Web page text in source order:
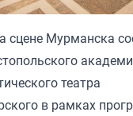
сцене Мурманска
театра
в рамках